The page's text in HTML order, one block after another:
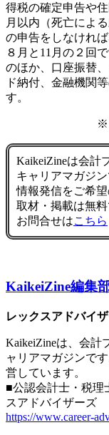
得税の確定申告や
月以内（死亡によ
の申告をしなけれ
８月と11月の２回
のほか、口座振替
ド納付、金融機関
す。
※
KaikeiZineは会計
キャリアマガジ
情報発信をご希
取材・掲載は無料
お問合せはこちら
KaikeiZine編集
レックスアドバイ
KaikeiZineは、会計
ャリアマガジンで
営しています。
■公認会計士・税理
スアドバイザーズ
https://www.career-